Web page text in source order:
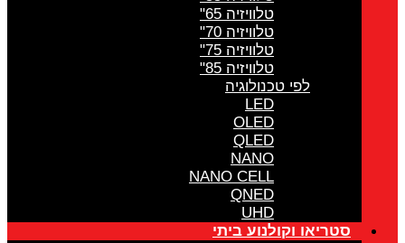
טלוויזיה 65"
טלוויזיה 70"
טלוויזיה 75"
טלוויזיה 85"
לפי טכנולוגיה
LED
OLED
QLED
NANO
NANO CELL
QNED
UHD
סטריאו וקולנוע ביתי